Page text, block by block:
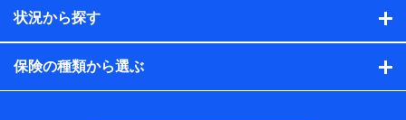
プが取得し、又は保有する保険契約に関する情報。例と
して、保険契約者及び被保険者の氏名、住所、生年月
日、性別、保険契約者と被保険者の関係、保険加入の目
的、保険商品の内容、保険料、保険料のお支払方法、車
のメーカーや走行距離などの情報、建物の構造や築年数
などの情報、ペットの種類や年齢などの情報などが含ま
状況から探す
保険の種類から選ぶ